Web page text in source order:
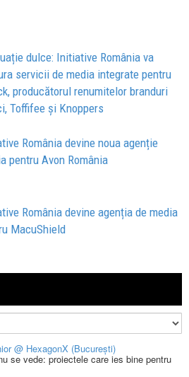
dulce: Initiative România va
servicii de media integrate pentru
producătorul renumitelor branduri
Toffifee și Knoppers
România devine noua agenție
pentru Avon România
România devine agenția de media
MacuShield
@ HexagonX (București)
se vede: proiectele care ies bine pentru